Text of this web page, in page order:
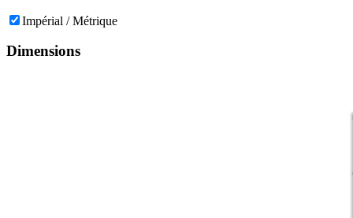
Impérial / Métrique
Dimensions